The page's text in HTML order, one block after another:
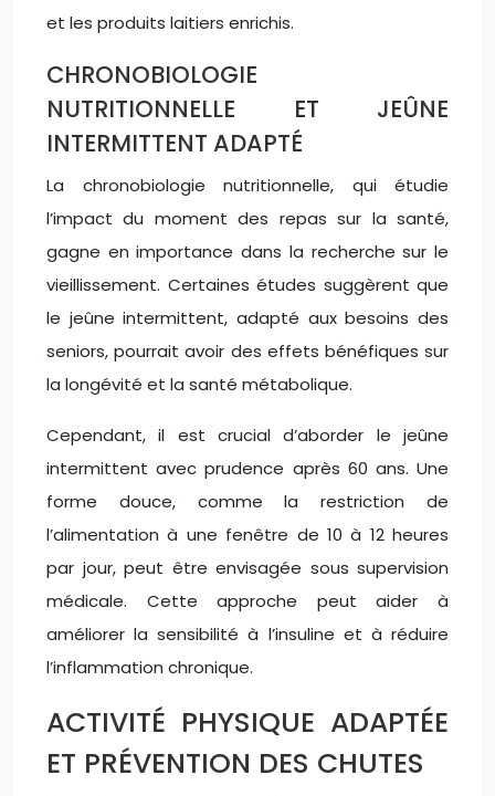
et les produits laitiers enrichis.
CHRONOBIOLOGIE
NUTRITIONNELLE ET JEÛNE
INTERMITTENT ADAPTÉ
La chronobiologie nutritionnelle, qui étudie
l’impact du moment des repas sur la santé,
gagne en importance dans la recherche sur le
vieillissement. Certaines études suggèrent que
le jeûne intermittent, adapté aux besoins des
seniors, pourrait avoir des effets bénéfiques sur
la longévité et la santé métabolique.
Cependant, il est crucial d’aborder le jeûne
intermittent avec prudence après 60 ans. Une
forme douce, comme la restriction de
l’alimentation à une fenêtre de 10 à 12 heures
par jour, peut être envisagée sous supervision
médicale. Cette approche peut aider à
améliorer la sensibilité à l’insuline et à réduire
l’inflammation chronique.
ACTIVITÉ PHYSIQUE ADAPTÉE
ET PRÉVENTION DES CHUTES